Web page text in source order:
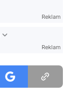
Reklam
Reklam